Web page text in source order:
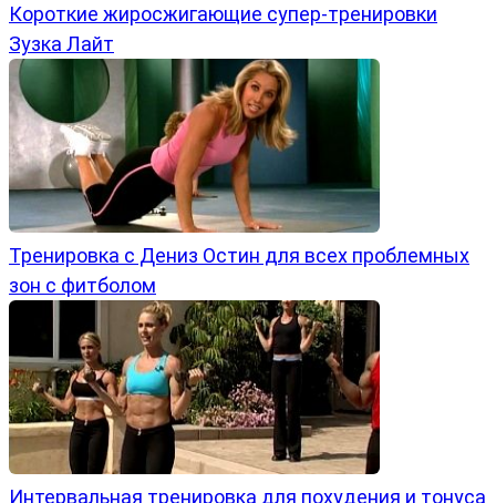
Короткие жиросжигающие супер-тренировки
Зузка Лайт
Тренировка с Дениз Остин для всех проблемных
зон с фитболом
Интервальная тренировка для похудения и тонуса